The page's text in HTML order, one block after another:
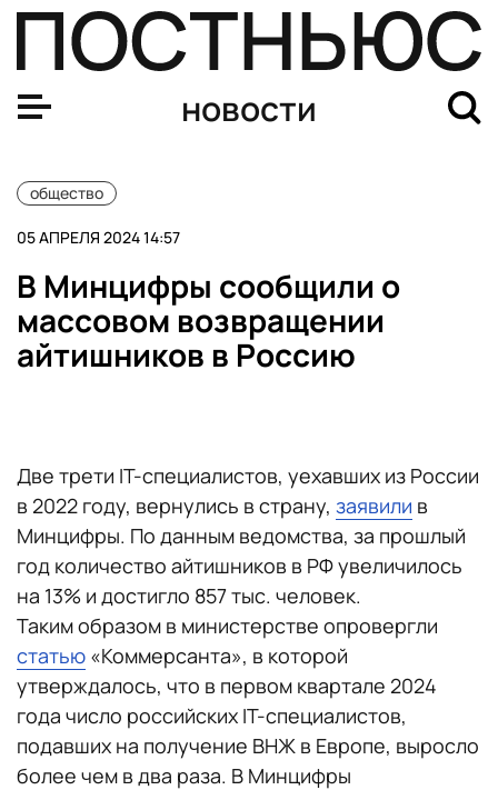
новости
общество
05 АПРЕЛЯ 2024 14:57
В Минцифры сообщили о
массовом возвращении
айтишников в Россию
Две трети IT-специалистов, уехавших из России
в 2022 году, вернулись в страну, заявили в
Минцифры. По данным ведомства, за прошлый
год количество айтишников в РФ увеличилось
на 13% и достигло 857 тыс. человек.
Таким образом в министерстве опровергли
статью «Коммерсанта», в которой
утверждалось, что в первом квартале 2024
года число российских IT-специалистов,
подавших на получение ВНЖ в Европе, выросло
более чем в два раза. В Минцифры
Суд в Москве продлил до 7 июля арест экс-главы